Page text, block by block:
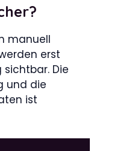
manuell
erst
Die
und die
ist